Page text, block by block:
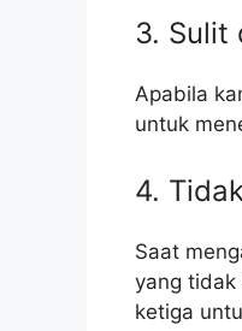
3. Sulit
Apabila
untuk
4.
Saat
yang tidak
ketiga